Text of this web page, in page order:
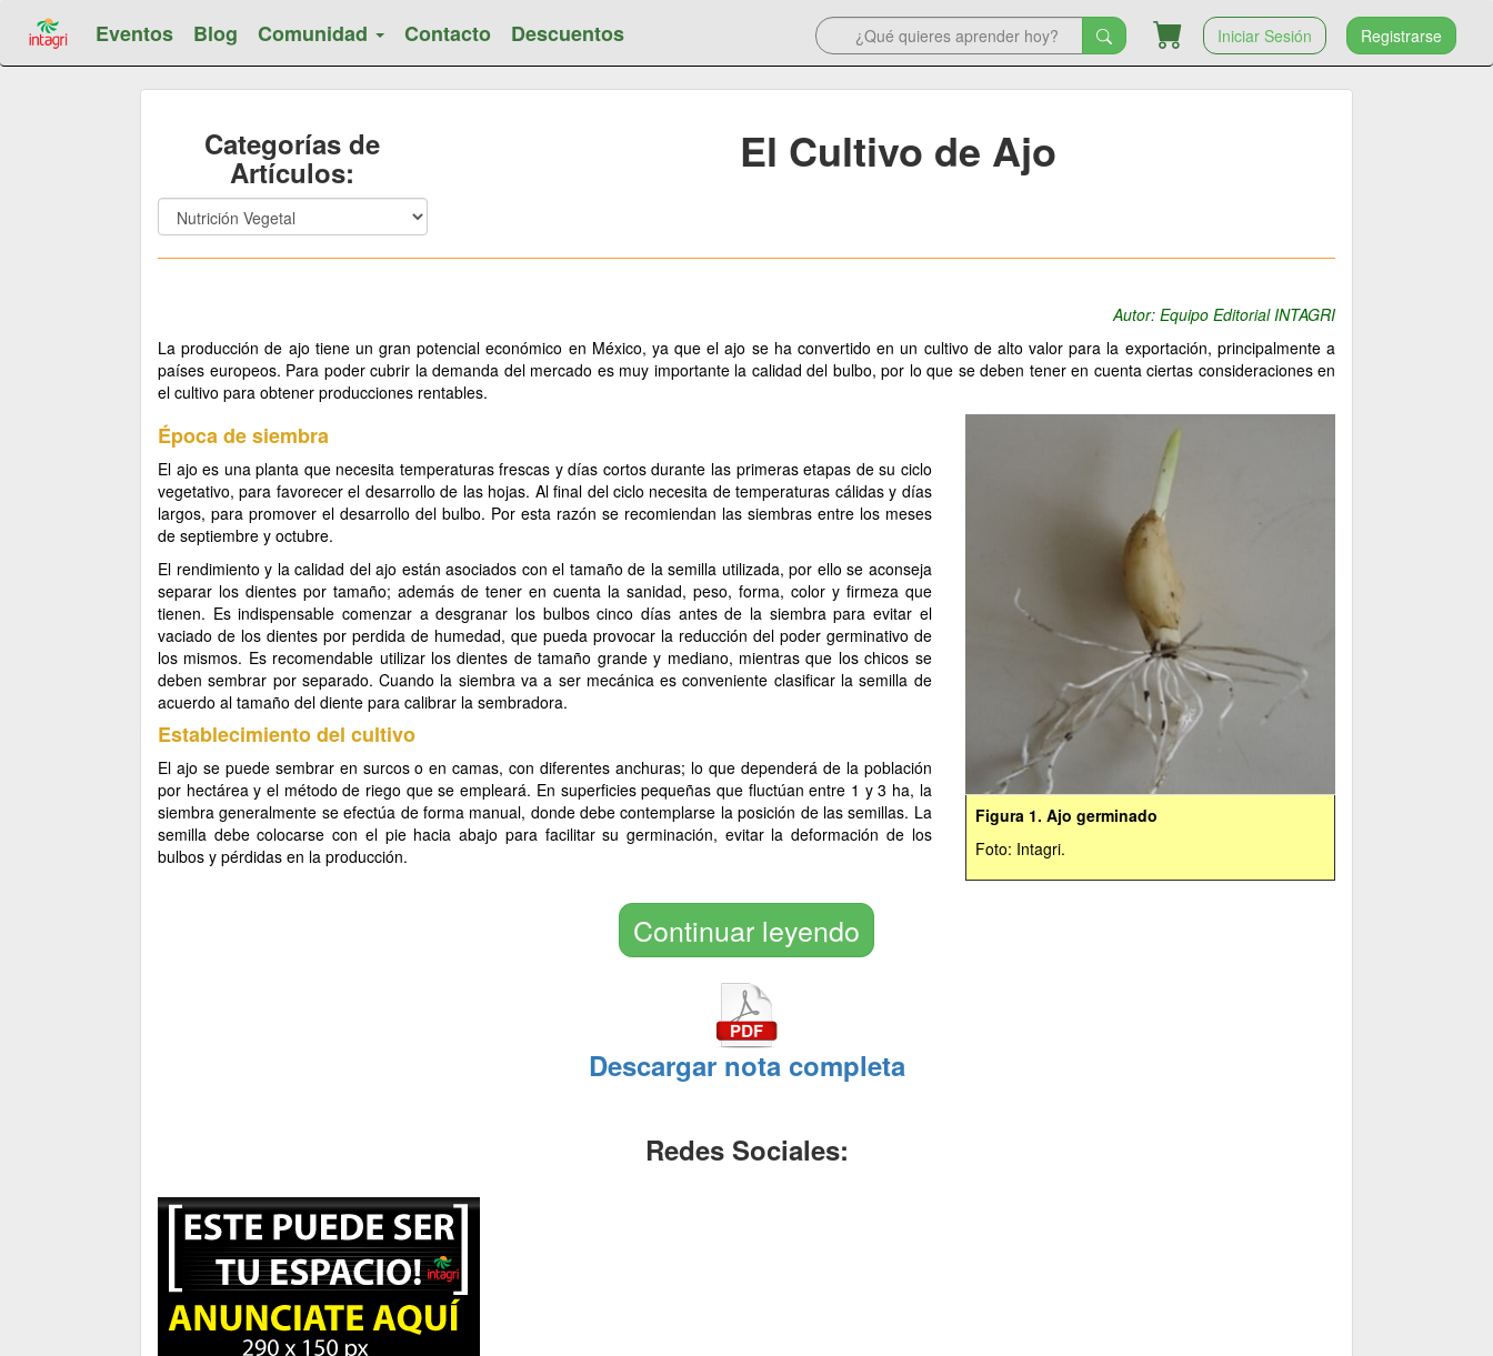
Eventos Blog Comunidad Contacto Descuentos Iniciar Sesión Registrarse
Categorías de
Artículos: El Cultivo de Ajo
Autor: Equipo Editorial INTAGRI
La producción de ajo tiene un gran potencial económico en México, ya que el ajo se ha convertido en un cultivo de alto valor para la exportación, principalmente a
países europeos. Para poder cubrir la demanda del mercado es muy importante la calidad del bulbo, por lo que se deben tener en cuenta ciertas consideraciones en
el cultivo para obtener producciones rentables.
Época de siembra
El ajo es una planta que necesita temperaturas frescas y días cortos durante las primeras etapas de su ciclo
vegetativo, para favorecer el desarrollo de las hojas. Al final del ciclo necesita de temperaturas cálidas y días
largos, para promover el desarrollo del bulbo. Por esta razón se recomiendan las siembras entre los meses
de septiembre y octubre.
El rendimiento y la calidad del ajo están asociados con el tamaño de la semilla utilizada, por ello se aconseja
separar los dientes por tamaño; además de tener en cuenta la sanidad, peso, forma, color y firmeza que
tienen. Es indispensable comenzar a desgranar los bulbos cinco días antes de la siembra para evitar el
vaciado de los dientes por perdida de humedad, que pueda provocar la reducción del poder germinativo de
los mismos. Es recomendable utilizar los dientes de tamaño grande y mediano, mientras que los chicos se
deben sembrar por separado. Cuando la siembra va a ser mecánica es conveniente clasificar la semilla de
acuerdo al tamaño del diente para calibrar la sembradora.
Establecimiento del cultivo
El ajo se puede sembrar en surcos o en camas, con diferentes anchuras; lo que dependerá de la población
por hectárea y el método de riego que se empleará. En superficies pequeñas que fluctúan entre 1 y 3 ha, la
siembra generalmente se efectúa de forma manual, donde debe contemplarse la posición de las semillas. La
semilla debe colocarse con el pie hacia abajo para facilitar su germinación, evitar la deformación de los
bulbos y pérdidas en la producción.
Figura 1. Ajo germinado
Foto: Intagri.
Continuar leyendo
Descargar nota completa
Redes Sociales: